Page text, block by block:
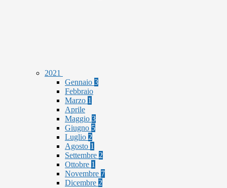
2021
Gennaio 3
Febbraio
Marzo 1
Aprile
Maggio 3
Giugno 5
Luglio 2
Agosto 1
Settembre 2
Ottobre 1
Novembre 7
Dicembre 2